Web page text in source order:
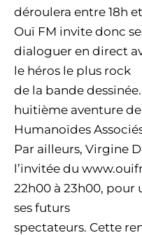
déroulera entre 18h
Ouï FM invite donc
dialoguer en direct
le héros le plus rock
de la bande
huitième aventure
Humanoïdes
Par ailleurs, Virgine
l’invitée du
22h00 à 23h00, pour
ses futurs
spectateurs. Cette